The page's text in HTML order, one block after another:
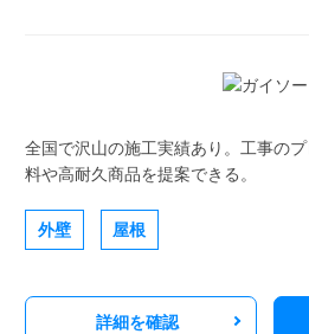
全国で沢山の施工実績あり。工事の
料や高耐久商品を提案できる。
外壁 屋根
詳細を確認